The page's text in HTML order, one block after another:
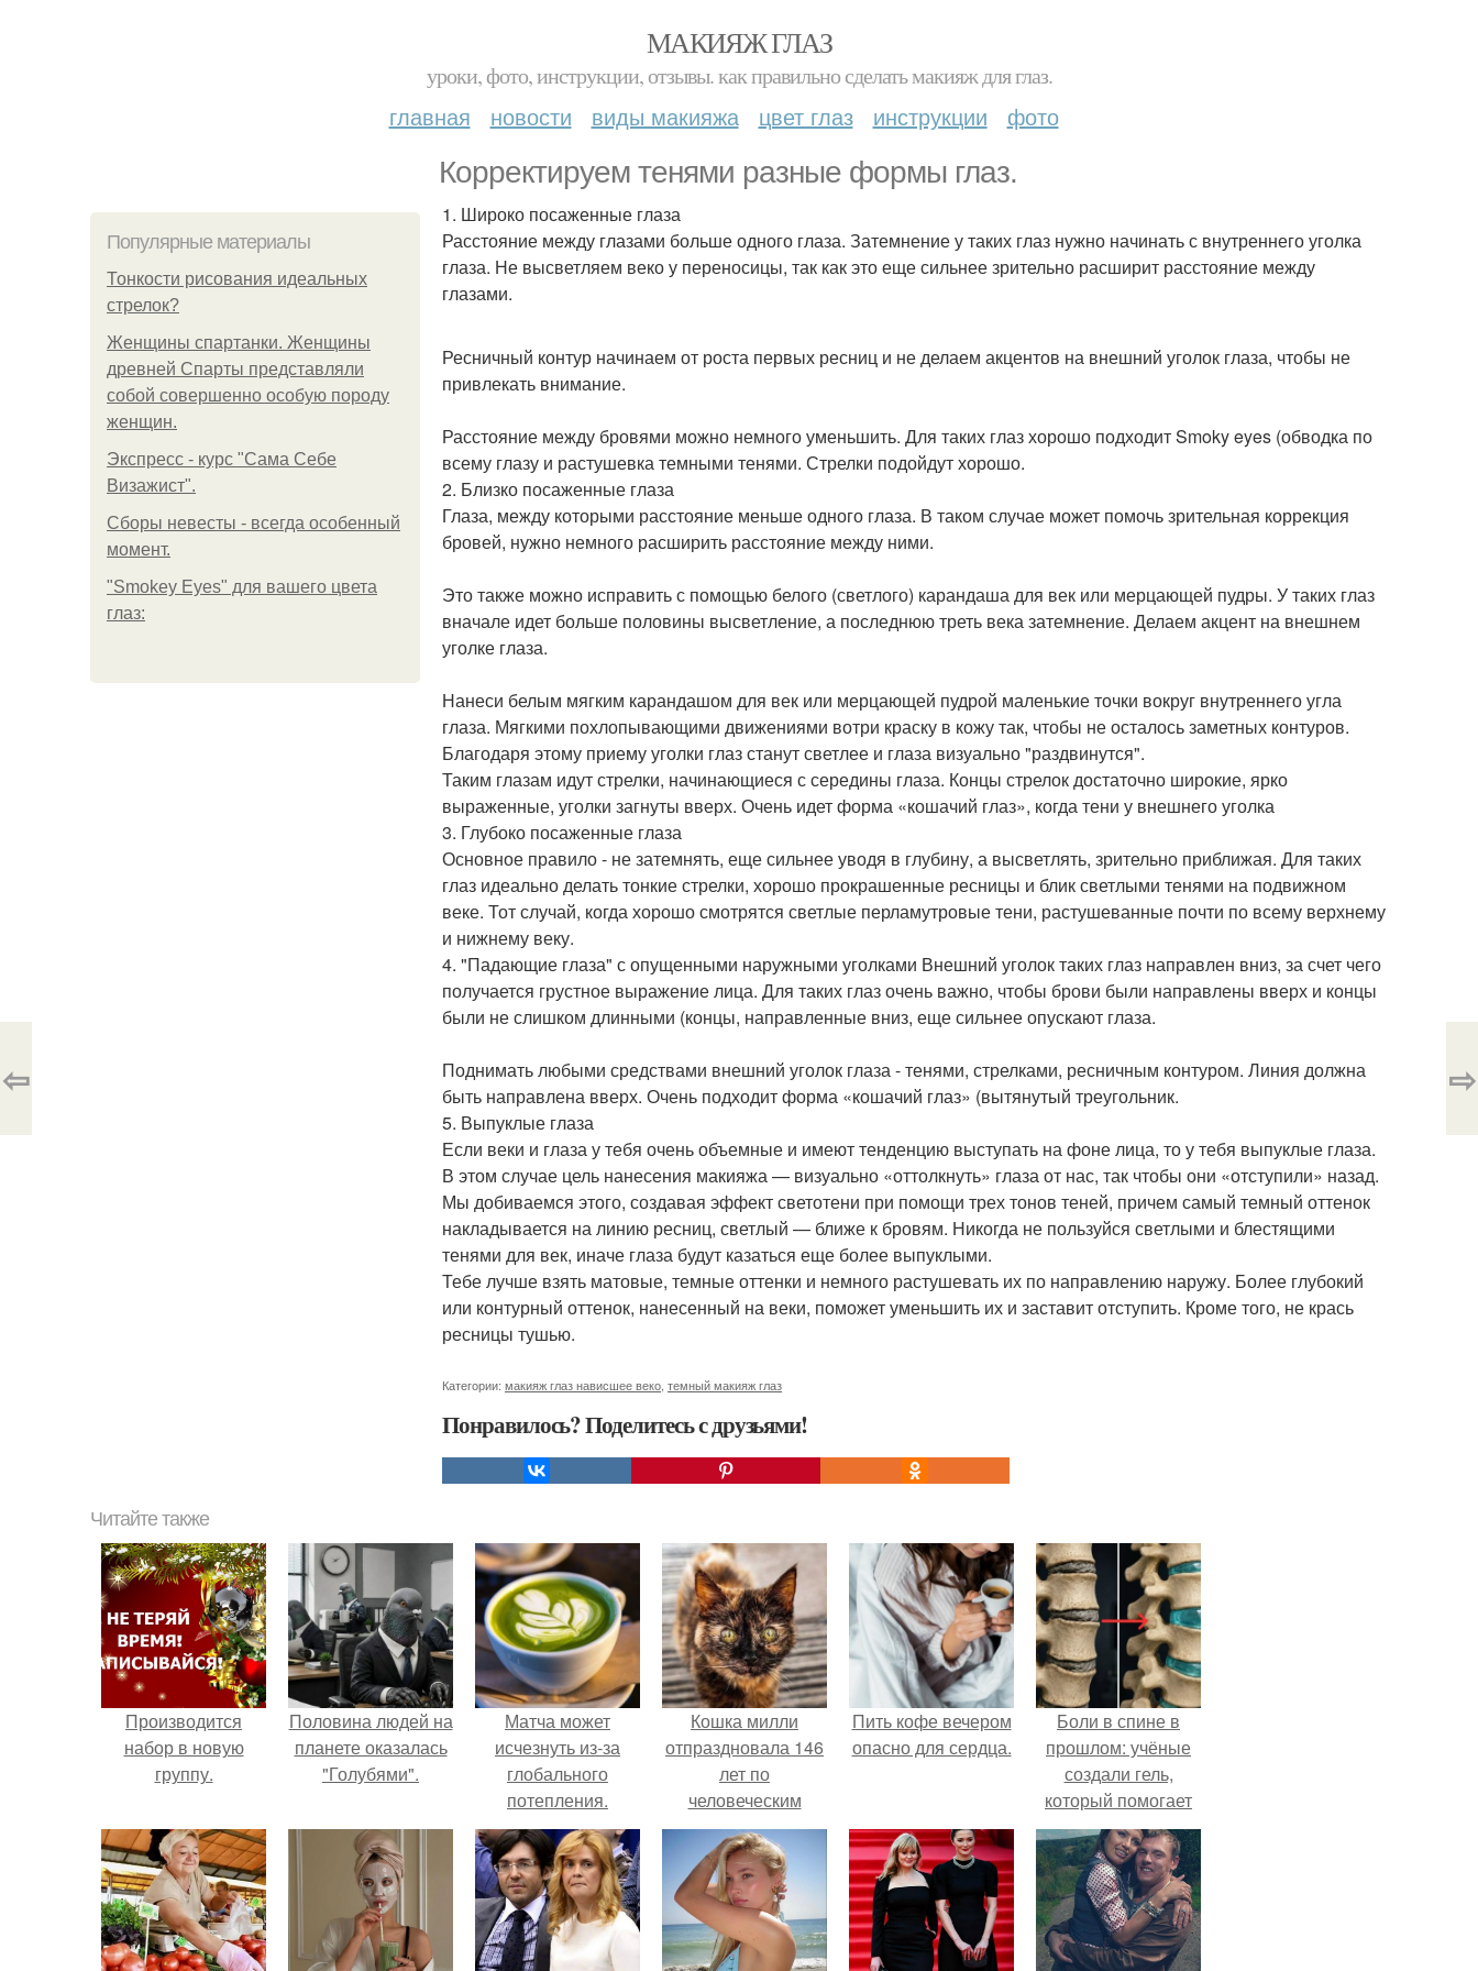
МАКИЯЖ ГЛАЗ
уроки, фото, инструкции, отзывы. как правильно сделать макияж для глаз.
главная новости виды макияжа цвет глаз инструкции фото
Корректируем тенями разные формы глаз.
Популярные материалы
Тонкости рисования идеальных
стрелок?
Женщины спартанки. Женщины
древней Спарты представляли
собой совершенно особую породу
женщин.
Экспресс - курс "Сама Себе
Визажист".
Сборы невесты - всегда особенный
момент.
"Smokey Eyes" для вашего цвета
глаз:
1. Широко посаженные глаза
Расстояние между глазами больше одного глаза. Затемнение у таких глаз нужно начинать с внутреннего уголка
глаза. Не высветляем веко у переносицы, так как это еще сильнее зрительно расширит расстояние между
глазами.
Ресничный контур начинаем от роста первых ресниц и не делаем акцентов на внешний уголок глаза, чтобы не
привлекать внимание.
Расстояние между бровями можно немного уменьшить. Для таких глаз хорошо подходит Smoky eyes (обводка по
всему глазу и растушевка темными тенями. Стрелки подойдут хорошо.
2. Близко посаженные глаза
Глаза, между которыми расстояние меньше одного глаза. В таком случае может помочь зрительная коррекция
бровей, нужно немного расширить расстояние между ними.
Это также можно исправить с помощью белого (светлого) карандаша для век или мерцающей пудры. У таких глаз
вначале идет больше половины высветление, а последнюю треть века затемнение. Делаем акцент на внешнем
уголке глаза.
Нанеси белым мягким карандашом для век или мерцающей пудрой маленькие точки вокруг внутреннего угла
глаза. Мягкими похлопывающими движениями вотри краску в кожу так, чтобы не осталось заметных контуров.
Благодаря этому приему уголки глаз станут светлее и глаза визуально "раздвинутся".
Таким глазам идут стрелки, начинающиеся с середины глаза. Концы стрелок достаточно широкие, ярко
выраженные, уголки загнуты вверх. Очень идет форма «кошачий глаз», когда тени у внешнего уголка
3. Глубоко посаженные глаза
Основное правило - не затемнять, еще сильнее уводя в глубину, а высветлять, зрительно приближая. Для таких
глаз идеально делать тонкие стрелки, хорошо прокрашенные ресницы и блик светлыми тенями на подвижном
веке. Тот случай, когда хорошо смотрятся светлые перламутровые тени, растушеванные почти по всему верхнему
и нижнему веку.
4. "Падающие глаза" с опущенными наружными уголками Внешний уголок таких глаз направлен вниз, за счет чего
получается грустное выражение лица. Для таких глаз очень важно, чтобы брови были направлены вверх и концы
были не слишком длинными (концы, направленные вниз, еще сильнее опускают глаза.
Поднимать любыми средствами внешний уголок глаза - тенями, стрелками, ресничным контуром. Линия должна
быть направлена вверх. Очень подходит форма «кошачий глаз» (вытянутый треугольник.
5. Выпуклые глаза
Если веки и глаза у тебя очень объемные и имеют тенденцию выступать на фоне лица, то у тебя выпуклые глаза.
В этом случае цель нанесения макияжа — визуально «оттолкнуть» глаза от нас, так чтобы они «отступили» назад.
Мы добиваемся этого, создавая эффект светотени при помощи трех тонов теней, причем самый темный оттенок
накладывается на линию ресниц, светлый — ближе к бровям. Никогда не пользуйся светлыми и блестящими
тенями для век, иначе глаза будут казаться еще более выпуклыми.
Тебе лучше взять матовые, темные оттенки и немного растушевать их по направлению наружу. Более глубокий
или контурный оттенок, нанесенный на веки, поможет уменьшить их и заставит отступить. Кроме того, не крась
ресницы тушью.
Категории: макияж глаз нависшее веко темный макияж глаз
Понравилось? Поделитесь с друзьями!
⇦ ⇨
Читайте также
Производится
набор в новую
группу.
Половина людей на
планете оказалась
"Голубями".
Матча может
исчезнуть из-за
глобального
потепления.
Кошка милли
отпраздновала 146
лет по
человеческим
Меркам и
претендует на
звание самой
старой в мире.
Пить кофе вечером
опасно для сердца.
Боли в спине в
прошлом: учёные
создали гель,
который помогает
восстанавливать
межпозвоночные
диски.